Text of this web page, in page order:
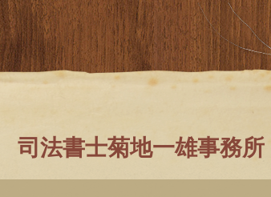
司法書士菊地一雄事務所